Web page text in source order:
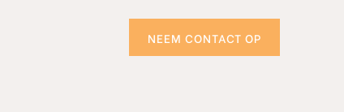
NEEM CONTACT OP